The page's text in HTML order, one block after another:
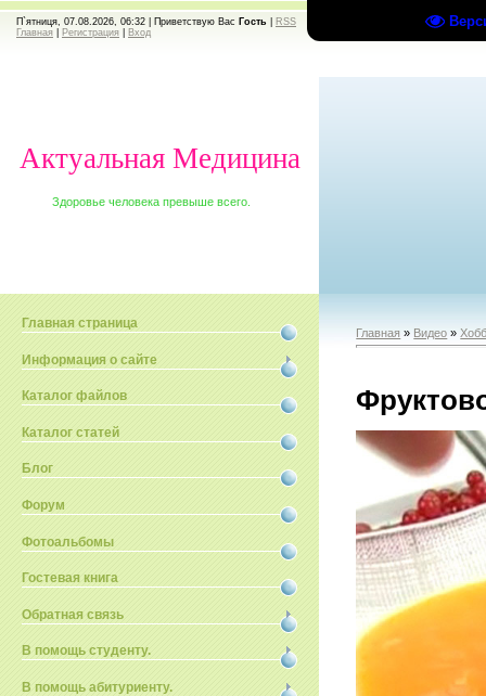
П`ятниця, 07.08.2026, 06:32 | Приветствую Вас Гость
RSS
Главная
Регистрация Вход
Актуальная Медицина
Здоровье человека превыше всего.
Главная страница
Информация о сайте
Каталог файлов
Каталог статей
Блог
Форум
Фотоальбомы
Гостевая книга
Обратная связь
В помощь студенту.
В помощь абитуриенту.
Главная » Видео »